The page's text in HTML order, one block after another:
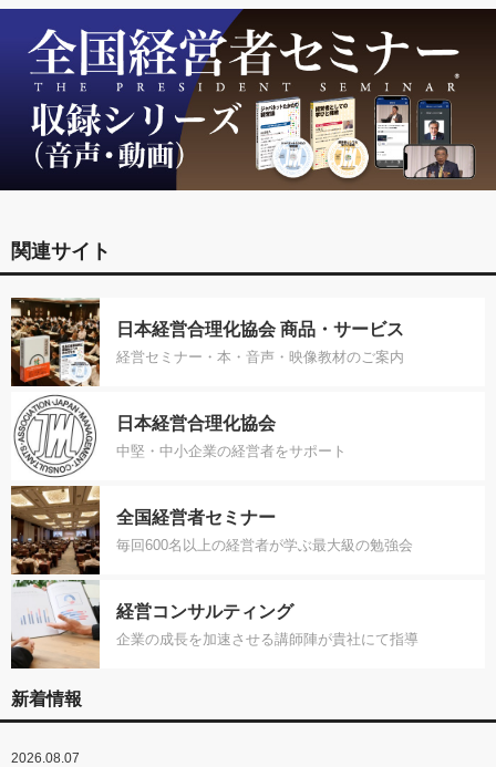
関連サイト
日本経営合理化協会 商品・サービス
経営セミナー・本・音声・映像教材のご案内
日本経営合理化協会
中堅・中小企業の経営者をサポート
全国経営者セミナー
毎回600名以上の経営者が学ぶ最大級の勉強会
経営コンサルティング
企業の成長を加速させる講師陣が貴社にて指導
新着情報
2026.08.07